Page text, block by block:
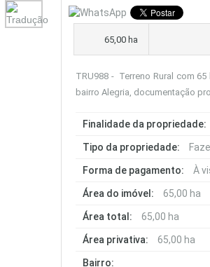
65,00 ha
TRU988 - Terreno Rural com
bairro Alegria, documentação
Finalidade da propriedade:
Tipo da propriedade:
Forma de pagamento: À
Área do imóvel: 65,00 ha
Área total: 65,00 ha
Área privativa: 65,00 ha
Bairro: